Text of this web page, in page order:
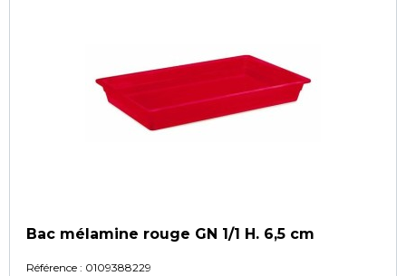
Bac mélamine rouge GN 1/1 H. 6,5 cm
Référence : 0109388229